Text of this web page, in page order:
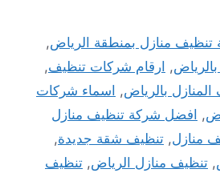
تنظيف منازل بمنطقة الرياض,
, ارقام شركات تنظيف,
بالرياض, اسماء شركات
, افضل شركة تنظيف منازل
منازل, تنظيف شقة جديدة,
, تنظيف منازل الرياض, تنظيف